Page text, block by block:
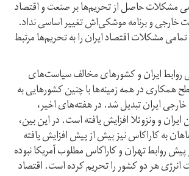
مشکلات حاصل از تحریم‌ها بر صنعت و اقتصاد
خارجی و برنامه موشکی‌اش تغییر اساسی نداد.
مشکلات اقتصاد ایران را به تحریم‌ها مرتبط
روابط ایران و کشورهای مخالف سیاست‌های
همکاری در همه زمینه‌ها با چنین کشورهایی به
ایران تبدیل شد. در هفته‌های اخیر،
و ونزوئلا افزایش یافته است. در این بین،
به کاراکاس نیز بیش از پیش افزایش یافته
روابط تهران و کاراکاس مطلوب آمریکا نبوده
هر دو کشور را تحریم کرده است. اقتصاد